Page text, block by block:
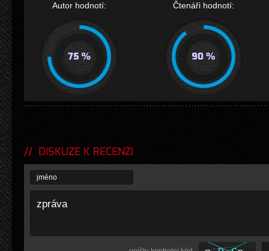
Autor hodnotí: Čtenáři hodnotí:
DISKUZE K RECENZI